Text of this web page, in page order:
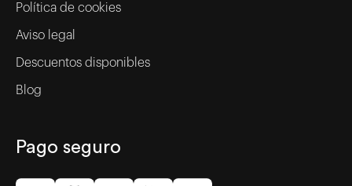
Política de cookies
Aviso legal
Descuentos disponibles
Blog
Pago seguro